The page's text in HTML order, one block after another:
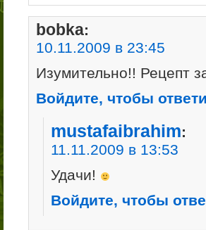
bobka:
10.11.2009 в 23:45
Изумительно!! Рецепт
Войдите, чтобы
mustafaibrahim:
11.11.2009 в 13:53
Удачи!
Войдите, чтобы